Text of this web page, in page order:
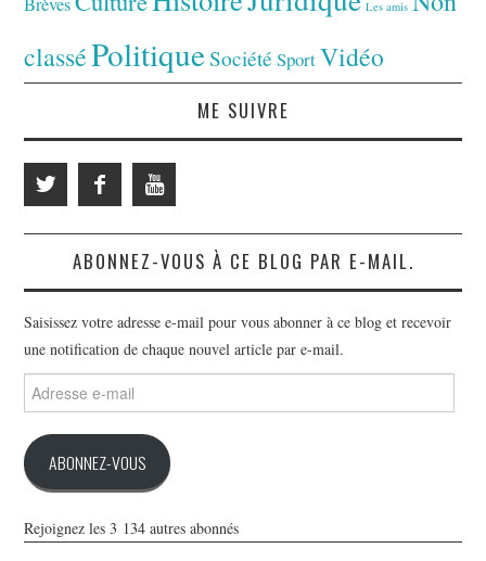
Les amis
classéPolitiqueSociété SportVidéo
ME SUIVRE
ABONNEZ-VOUS À CE BLOG PAR E-MAIL.
Saisissez votre adresse e-mail pour vous abonner à ce blog et recevoir
une notification de chaque nouvel article par e-mail.
Adresse
e-
ABONNEZ-VOUS
Rejoignez les 3 134 autres abonnés